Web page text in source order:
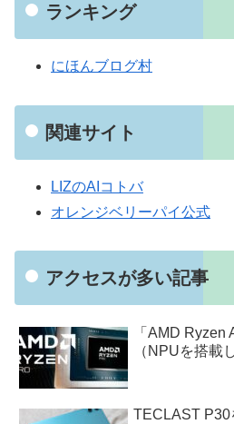
ランキング
にほんブログ村
関連サイト
LIZのAIコトバ
オレンジベリーパイ公式
アクセスが多い記事
「AMD
（NPUを搭載
TECLAST P30